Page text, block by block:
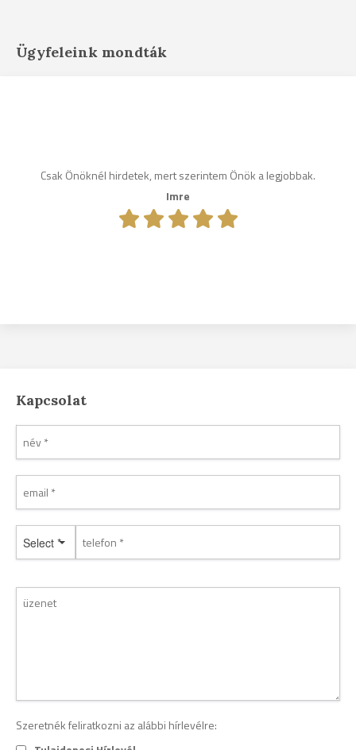
Ügyfeleink mondták
Csak Önöknél hirdetek, mert szerintem Önök a legjobbak.
Imre
Kapcsolat
Select *
Szeretnék feliratkozni az alábbi hírlevélre: